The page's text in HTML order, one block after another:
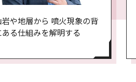
岩や地層から 噴火現象の背
る仕組みを解明する